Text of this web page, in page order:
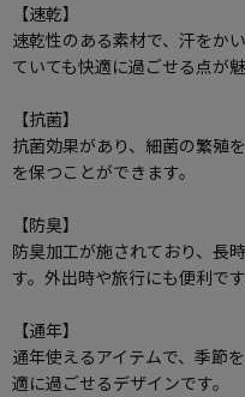
【速乾】
速乾性のある素材で、汗をか
ていても快適に過ごせる点が魅
【抗菌】
抗菌効果があり、細菌の繁殖
を保つことができます。
【防臭】
防臭加工が施されており、長
す。外出時や旅行にも便利です
【通年】
通年使えるアイテムで、季節
適に過ごせるデザインです。